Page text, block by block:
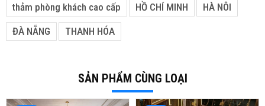
thảm phòng khách cao cấp HỒ CHÍ MINH HÀ NÔI
ĐÀ NẴNG THANH HÓA
SẢN PHẨM CÙNG LOẠI